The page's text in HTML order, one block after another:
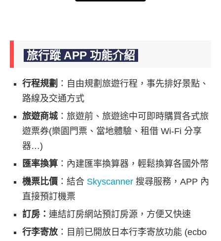
旅行蹤 APP 功能介紹
行程規劃 ：自由規劃旅遊行程，事先排好景點、
路線及交通方式
旅遊商城：旅遊前、旅遊途中可即時購買各式旅
遊票券(樂園門票、當地體驗、租借 Wi-Fi 分享
器…)
匯率換算 ：內建匯率換算器，輕鬆換算各國外幣
機票比價 ：結合 Skyscanner 搜尋服務，APP 內
直接預訂機票
訂房： 連結訂房網站預訂房源，方便又快速
行李寄放 ：目前已開放日本行李寄放功能 (ecbo